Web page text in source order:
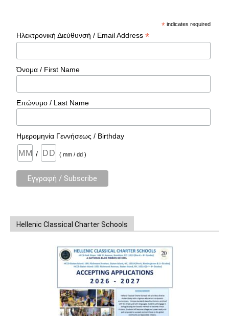
* indicates required
Ηλεκτρονική Διεύθυνσή / Email Address*
Όνομα / First Name
Επώνυμο / Last Name
Ημερομηνία Γεννήσεως / Birthday
/ ( mm / dd )
Hellenic Classical Charter Schools